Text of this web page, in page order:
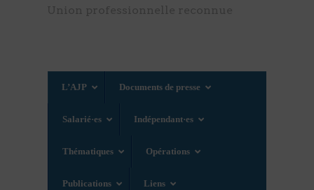
L’AJP Documents de presse
Salarié·es Indépendant·es
Thématiques Opérations
Publications Liens